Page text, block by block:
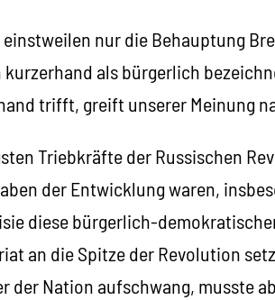
nur die Behauptung
als bürgerlich
trifft, greift unserer Meinung
Triebkräfte der Russischen
der Entwicklung waren,
diese bürgerlich-
an die Spitze der Revolution
der Nation aufschwang, musste